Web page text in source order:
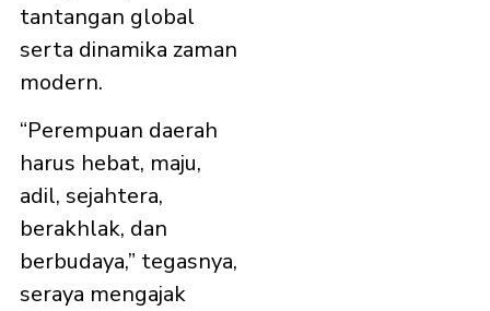
tantangan global
serta dinamika zaman
modern.
“Perempuan daerah
harus hebat, maju,
adil, sejahtera,
berakhlak, dan
berbudaya,” tegasnya,
seraya mengajak